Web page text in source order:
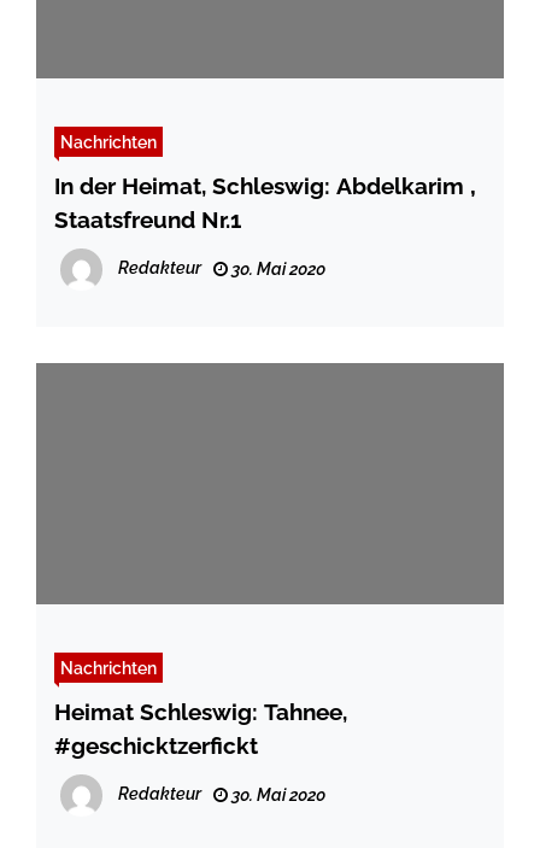
Nachrichten
In der Heimat, Schleswig: Abdelkarim ‚
Staatsfreund Nr.1
Redakteur 30. Mai 2020
Nachrichten
Heimat Schleswig: Tahnee,
#geschicktzerfickt
Redakteur 30. Mai 2020